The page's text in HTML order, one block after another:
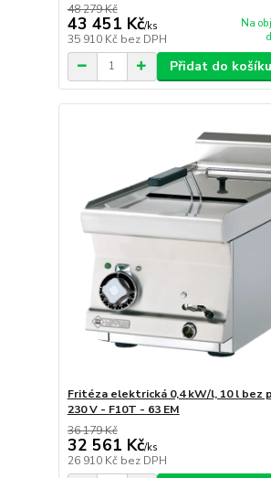
48 279 Kč
43 451 Kč/ks
35 910 Kč bez DPH
Na
Přidat do košíku
Fritéza elektrická 0,4 kW/l, 10 l bez
230 V - F10T - 63 EM
36 179 Kč
32 561 Kč/ks
26 910 Kč bez DPH